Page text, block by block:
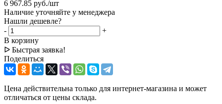
6 967.85 руб./шт
Наличие уточняйте у менеджера
Нашли дешевле?
-
+
В корзину
ᐅ Быстрая заявка!
Поделиться
Цена действительна только для интернет-магазина и может
отличаться от цены склада.